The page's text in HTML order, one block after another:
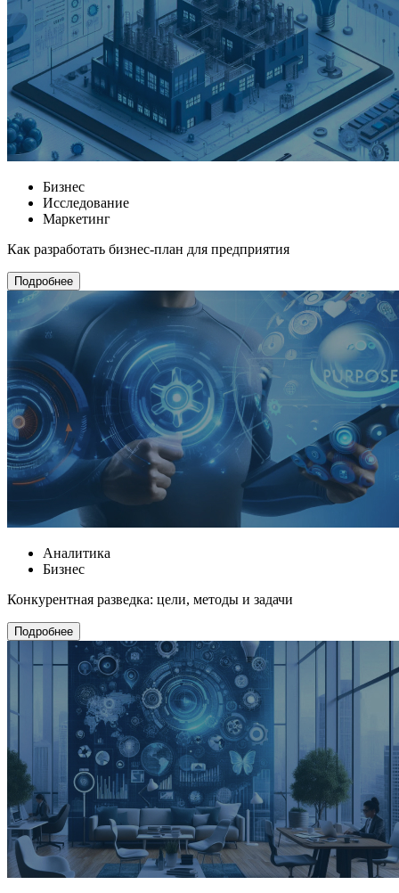
Бизнес
Исследование
Маркетинг
Как разработать бизнес-план для предприятия
Подробнее
Аналитика
Бизнес
Конкурентная разведка: цели, методы и задачи
Подробнее